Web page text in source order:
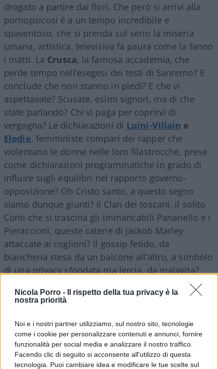
Nicola Porro -
Il rispetto della tua privacy è la
nostra priorità
Noi e i nostri partner utilizziamo, sul nostro sito, tecnologie
come i cookie per personalizzare contenuti e annunci, fornire
funzionalità per social media e analizzare il nostro traffico.
Facendo clic di seguito si acconsente all'utilizzo di questa
tecnologia. Puoi cambiare idea e modificare le tue scelte sul
drogato a partire dai fiori. Che però si arrivi alla
pornopsicosi è a un tempo incredibile e
spaventoso, che si prenda sul serio la miseria
umana, artistica, televisiva fa paura come la fanno
i matti. La Crusca, la famosa accademia, che
perde tempo nell’esegesi dei testi di Sanremo? E
conclude che non stanno in piedi? E che vi
aspettavate? Scusate, esimi signori, ma di che
state parlando? Chi vi paga per coprirvi di
vergogna? Le dichiarazioni di Luini-Villain e
Elodie, femministe compari dei rapper che
violentano le donne nelle loro filastrocche, prese
come dichiarazioni programmatiche in grado di
influire sugli equilibri nel rapporto governo-
opposizione? Oh Cristo santo, a questo segno
siamo dunque giunti? Il Clan dei toscani, il solito
Conti che si trascina gli immancabili Panariello e i
Pieraccioni, queste catene di Jackob Marley
attaccate ai coglioni? Il gossip fetido, da
biancheria stesa da un balcone all’altro, a simbolo
di una privacy sfondata ma lercia, da malavita?
, pregiudicato da oltre 13 anni di
galera, che ci soffia sopra (e vuole fondare un
attaccarlo, le gossippare in fama di giornaliste che
mitragliano, e non è ancora cominciato il
baraccone sfondato, pettegolezzi da troiaio e i
giornali istituzionali, di regime se ne abbeverano?